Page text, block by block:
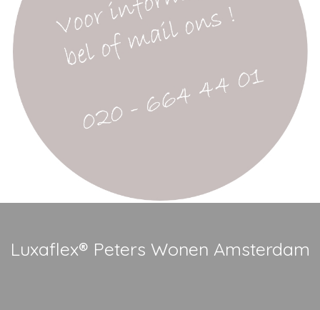
Luxaflex® Peters Wonen Amsterdam